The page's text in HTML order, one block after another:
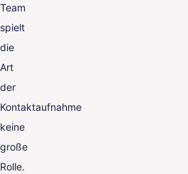
Team
spielt
die
Art
der
Kontaktaufnahme
keine
große
Rolle.